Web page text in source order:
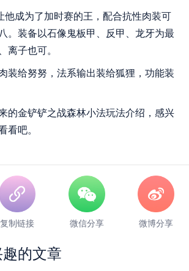
他成为了加时赛的王，配合抗性肉装可
。装备以石像鬼板甲、反甲、龙牙为最
离子也可。
装给努努，法系输出装给狐狸，功能装
的金铲铲之战森林小法玩法介绍，感兴
看吧。
复制链接 微信分享 微博分享
的文章